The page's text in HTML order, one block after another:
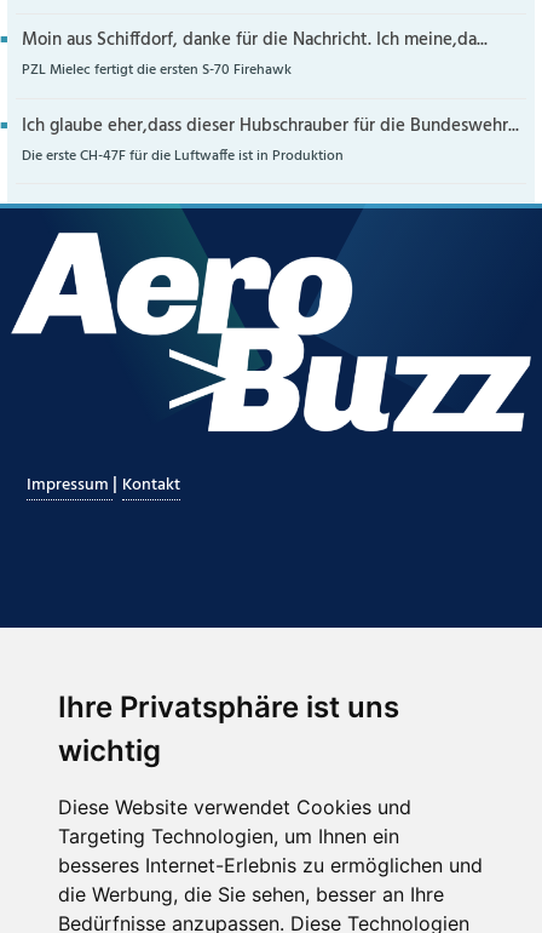
Ihre Privatsphäre ist uns
wichtig
Diese Website verwendet Cookies und
Targeting Technologien, um Ihnen ein
besseres Internet-Erlebnis zu ermöglichen und
die Werbung, die Sie sehen, besser an Ihre
Bedürfnisse anzupassen. Diese Technologien
Moin aus Schiffdorf, danke für die Nachricht. Ich meine,da...
PZL Mielec fertigt die ersten S-70 Firehawk
Ich glaube eher,dass dieser Hubschrauber für die Bundeswehr...
Die erste CH-47F für die Luftwaffe ist in Produktion
Impressum | Kontakt
Abonnieren Sie unseren Newsletter
Email*